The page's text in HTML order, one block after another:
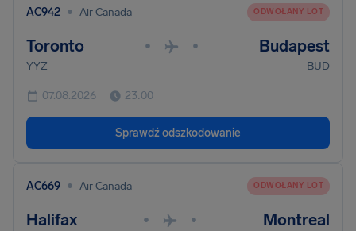
AC942 • Air Canada ODWOŁANY LOT
Toronto • • Budapest
YYZ BUD
07.08.2026 23:00
Sprawdź odszkodowanie
AC669 • Air Canada ODWOŁANY LOT
Halifax • • Montreal